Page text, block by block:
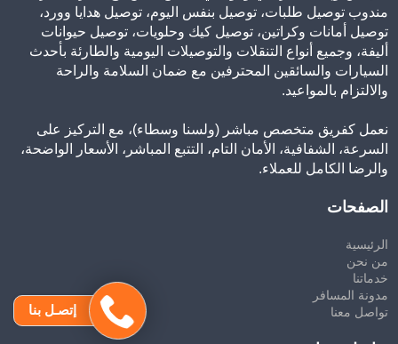
مندوب توصيل طلبات، توصيل بنفس اليوم، توصيل هدايا وورد،
توصيل أمانات وكراتين، توصيل كيك وحلويات، توصيل حيوانات
أليفة، وجميع أنواع التنقلات والتوصيلات اليومية والطارئة بأحدث
السيارات والسائقين المحترفين مع ضمان السلامة والراحة
والالتزام بالمواعيد.
نعمل كفريق متخصص مباشر (ولسنا وسطاء)، مع التركيز على
السرعة، الشفافية، الأمان التام، التتبع المباشر، الأسعار الواضحة،
والرضا الكامل للعملاء.
الصفحات
الرئيسية
من نحن
خدماتنا
مدونة المسافر
تواصل معنا
إتصـل بنا